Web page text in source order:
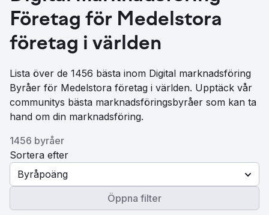
Företag för Medelstora
företag i världen
Lista över de 1456 bästa inom Digital marknadsföring
Byråer för Medelstora företag i världen. Upptäck vår
communitys bästa marknadsföringsbyråer som kan ta
hand om din marknadsföring.
1456 byråer
Sortera efter
Byråpoäng
Öppna filter